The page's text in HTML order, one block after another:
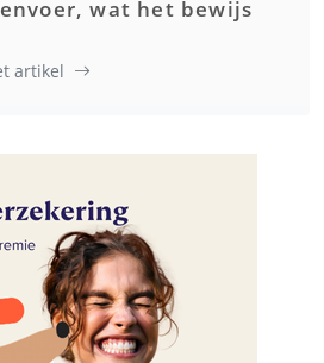
wat het bewijs
artikel